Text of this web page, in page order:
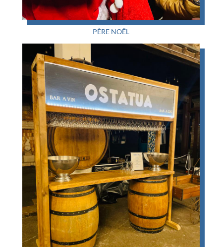
PÈRE NOËL